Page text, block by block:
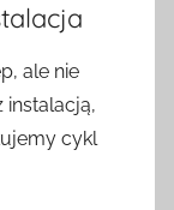
ale nie
instalacją,
cykl